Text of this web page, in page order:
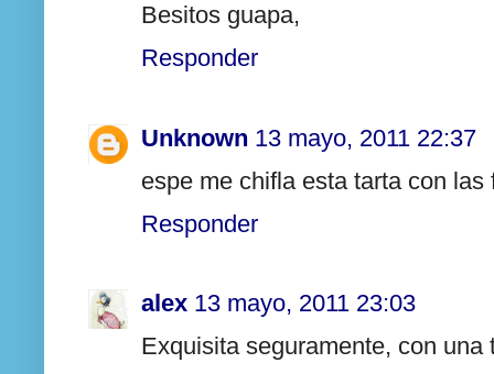
Besitos guapa,
Responder
Unknown 13 mayo, 2011 22:37
espe me chifla esta tarta con las
Responder
alex 13 mayo, 2011 23:03
Exquisita seguramente, con